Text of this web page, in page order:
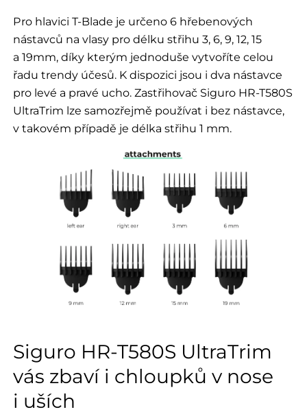
Pro hlavici T-Blade je určeno 6 hřebenových
nástavců na vlasy pro délku střihu 3, 6, 9, 12, 15
a 19mm, díky kterým jednoduše vytvoříte celou
řadu trendy účesů. K dispozici jsou i dva nástavce
pro levé a pravé ucho. Zastřihovač Siguro HR-T580S
UltraTrim lze samozřejmě používat i bez nástavce,
v takovém případě je délka střihu 1 mm.
Siguro HR-T580S UltraTrim
vás zbaví i chloupků v nose
i uších